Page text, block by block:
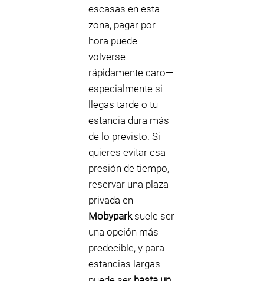
escasas en esta
zona, pagar por
hora puede
volverse
rápidamente caro—
especialmente si
llegas tarde o tu
estancia dura más
de lo previsto. Si
quieres evitar esa
presión de tiempo,
reservar una plaza
privada en
Mobyparksuele ser
una opción más
predecible, y para
estancias largas